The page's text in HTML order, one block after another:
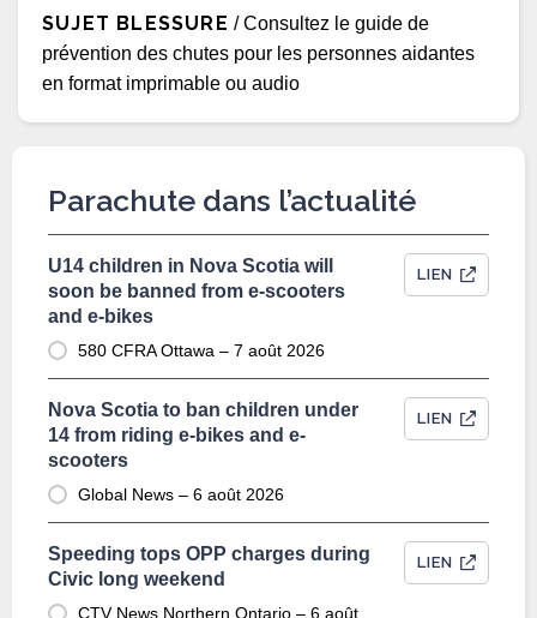
SUJET BLESSURE / Consultez le guide de
prévention des chutes pour les personnes aidantes
en format imprimable ou audio
Parachute dans l’actualité
U14 children in Nova Scotia will
soon be banned from e-scooters
and e-bikes
580 CFRA Ottawa – 7 août 2026
LIEN
Nova Scotia to ban children under
14 from riding e-bikes and e-
scooters
Global News – 6 août 2026
LIEN
Speeding tops OPP charges during
Civic long weekend
CTV News Northern Ontario – 6 août
LIEN